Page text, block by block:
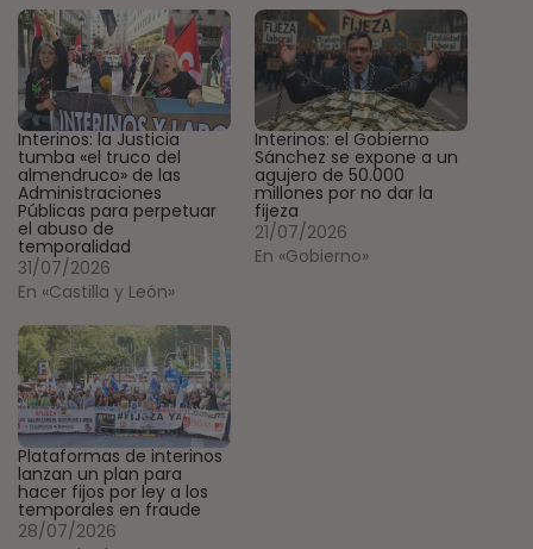
Interinos: la Justicia
tumba «el truco del
almendruco» de las
Administraciones
Públicas para perpetuar
el abuso de
temporalidad
31/07/2026
En «Castilla y León»
Interinos: el Gobierno
Sánchez se expone a un
agujero de 50.000
millones por no dar la
fijeza
21/07/2026
En «Gobierno»
Plataformas de interinos
lanzan un plan para
hacer fijos por ley a los
temporales en fraude
28/07/2026